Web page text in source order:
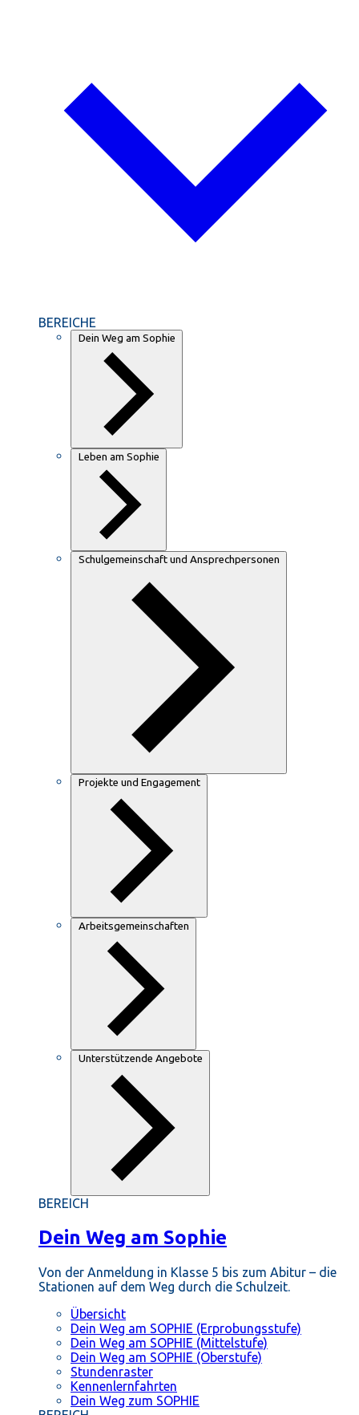
BEREICHE
Dein Weg am Sophie
Leben am Sophie
Schulgemeinschaft und Ansprechpersonen
Projekte und Engagement
Arbeitsgemeinschaften
Unterstützende Angebote
BEREICH
Dein Weg am Sophie
Von der Anmeldung in Klasse 5 bis zum Abitur – die
Stationen auf dem Weg durch die Schulzeit.
Übersicht
Dein Weg am SOPHIE (Erprobungsstufe)
Dein Weg am SOPHIE (Mittelstufe)
Dein Weg am SOPHIE (Oberstufe)
Stundenraster
Kennenlernfahrten
Dein Weg zum SOPHIE